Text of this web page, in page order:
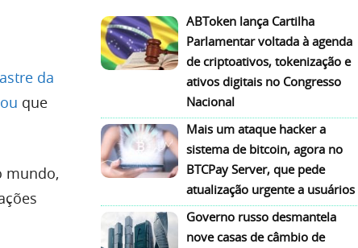
da
que
mundo,
ABToken lança Cartilha
Parlamentar voltada à agenda
de criptoativos, tokenização e
ativos digitais no Congresso
Nacional
Mais um ataque hacker a
sistema de bitcoin, agora no
BTCPay Server, que pede
atualização urgente a usuários
Governo russo desmantela
nove casas de câmbio de